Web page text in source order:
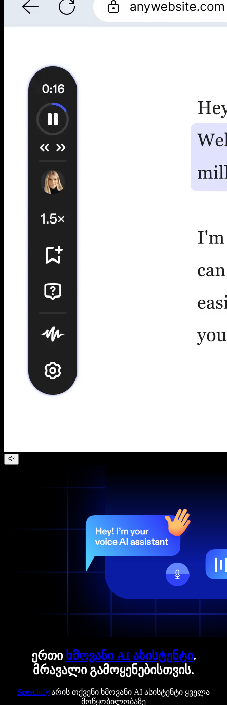
ერთი ხმოვანი AI ასისტენტი.
მრავალი გამოყენებისთვის.
Speechify არის თქვენი ხმოვანი AI ასისტენტი ყველა
მოწყობილობაზე